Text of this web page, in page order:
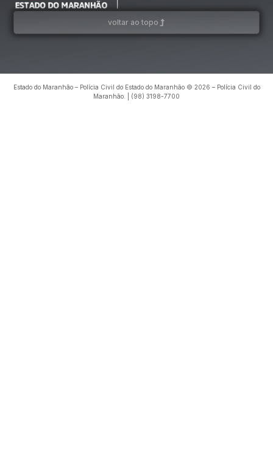
voltar ao topo
Estado do Maranhão – Polícia Civil do Estado do Maranhão © 2026 – Polícia Civil do
Maranhão. | (98) 3198-7700